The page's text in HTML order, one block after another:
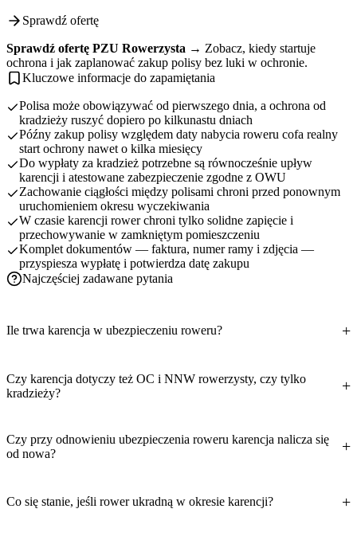
Sprawdź ofertę
Sprawdź ofertę PZU Rowerzysta → Zobacz, kiedy startuje
ochrona i jak zaplanować zakup polisy bez luki w ochronie.
Kluczowe informacje do zapamiętania
Polisa może obowiązywać od pierwszego dnia, a ochrona od
kradzieży ruszyć dopiero po kilkunastu dniach
Późny zakup polisy względem daty nabycia roweru cofa realny
start ochrony nawet o kilka miesięcy
Do wypłaty za kradzież potrzebne są równocześnie upływ
karencji i atestowane zabezpieczenie zgodne z OWU
Zachowanie ciągłości między polisami chroni przed ponownym
uruchomieniem okresu wyczekiwania
W czasie karencji rower chroni tylko solidne zapięcie i
przechowywanie w zamkniętym pomieszczeniu
Komplet dokumentów — faktura, numer ramy i zdjęcia —
przyspiesza wypłatę i potwierdza datę zakupu
Najczęściej zadawane pytania
Ile trwa karencja w ubezpieczeniu roweru?
Czy karencja dotyczy też OC i NNW rowerzysty, czy tylko
kradzieży?
Czy przy odnowieniu ubezpieczenia roweru karencja nalicza się
od nowa?
Co się stanie, jeśli rower ukradną w okresie karencji?